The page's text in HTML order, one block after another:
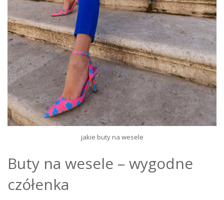
jakie buty na wesele
Buty na wesele – wygodne
czółenka